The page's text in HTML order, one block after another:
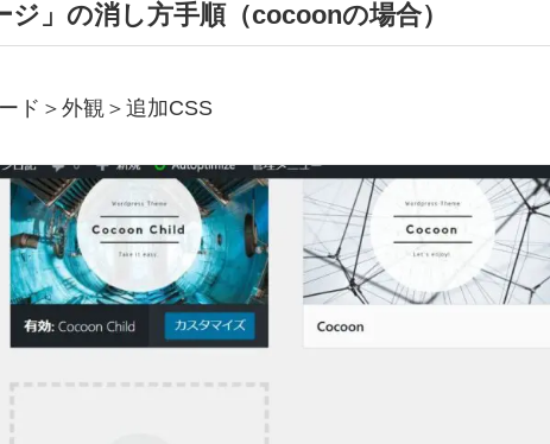
ジ」の消し方手順（cocoonの場合）
ド＞外観＞追加CSS